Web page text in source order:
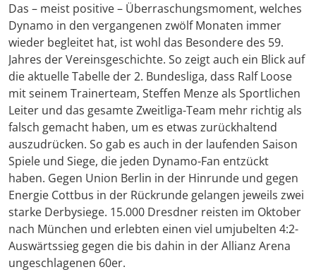
Das – meist positive – Überraschungsmoment, welches
Dynamo in den vergangenen zwölf Monaten immer
wieder begleitet hat, ist wohl das Besondere des 59.
Jahres der Vereinsgeschichte. So zeigt auch ein Blick auf
die aktuelle Tabelle der 2. Bundesliga, dass Ralf Loose
mit seinem Trainerteam, Steffen Menze als Sportlichen
Leiter und das gesamte Zweitliga-Team mehr richtig als
falsch gemacht haben, um es etwas zurückhaltend
auszudrücken. So gab es auch in der laufenden Saison
Spiele und Siege, die jeden Dynamo-Fan entzückt
haben. Gegen Union Berlin in der Hinrunde und gegen
Energie Cottbus in der Rückrunde gelangen jeweils zwei
starke Derbysiege. 15.000 Dresdner reisten im Oktober
nach München und erlebten einen viel umjubelten 4:2-
Auswärtssieg gegen die bis dahin in der Allianz Arena
ungeschlagenen 60er.